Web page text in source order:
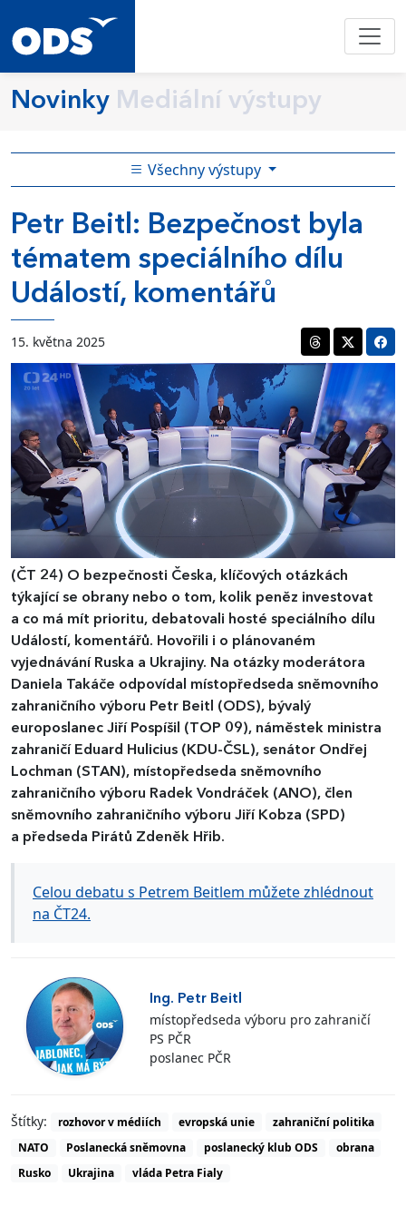
Novinky Mediální výstupy
Všechny výstupy
Petr Beitl: Bezpečnost byla
tématem speciálního dílu
Událostí, komentářů
15. května 2025
(ČT 24) O bezpečnosti Česka, klíčových otázkách
týkající se obrany nebo o tom, kolik peněz investovat
a co má mít prioritu, debatovali hosté speciálního dílu
Událostí, komentářů. Hovořili i o plánovaném
vyjednávání Ruska a Ukrajiny. Na otázky moderátora
Daniela Takáče odpovídal místopředseda sněmovního
zahraničního výboru Petr Beitl (ODS), bývalý
europoslanec Jiří Pospíšil (TOP 09), náměstek ministra
zahraničí Eduard Hulicius (KDU-ČSL), senátor Ondřej
Lochman (STAN), místopředseda sněmovního
zahraničního výboru Radek Vondráček (ANO), člen
sněmovního zahraničního výboru Jiří Kobza (SPD)
a předseda Pirátů Zdeněk Hřib.
Celou debatu s Petrem Beitlem můžete zhlédnout
na ČT24.
Ing. Petr Beitl
místopředseda výboru pro zahraničí
PS PČR
poslanec PČR
Štítky: rozhovor v médiích evropská unie
zahraniční politika
NATO
Poslanecká sněmovna poslanecký klub ODS
obrana
Rusko
Ukrajina vláda Petra Fialy